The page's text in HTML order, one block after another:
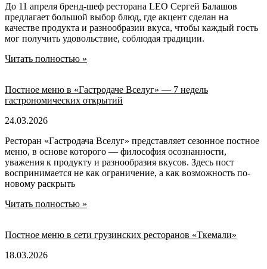
До 11 апреля бренд-шеф ресторана LEO Сергей Балашов
предлагает большой выбор блюд, где акцент сделан на
качестве продукта и разнообразии вкуса, чтобы каждый гость
мог получить удовольствие, соблюдая традиции.
Читать полностью »
Постное меню в «Гастродаче Вселуг» — 7 недель
гастрономических открытий
24.03.2026
Ресторан «Гастродача Вселуг» представляет сезонное постное
меню, в основе которого — философия осознанности,
уважения к продукту и разнообразия вкусов. Здесь пост
воспринимается не как ограничение, а как возможность по-
новому раскрыть
Читать полностью »
Постное меню в сети грузинских ресторанов «Ткемали»
18.03.2026